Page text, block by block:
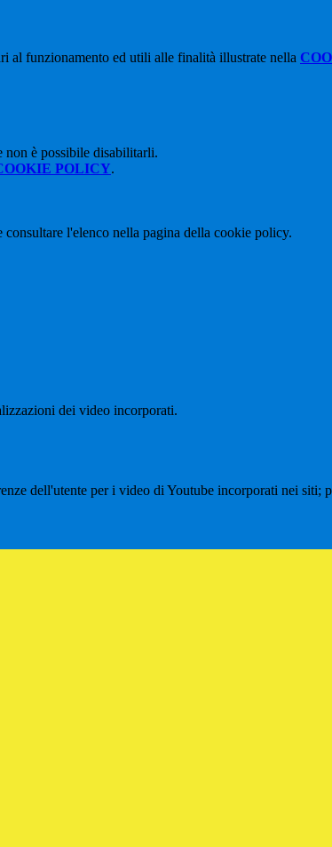
al funzionamento ed utili alle finalità illustrate nella
non è possibile disabilitarli.
POLICY.
l'elenco nella pagina della cookie policy.
dei video incorporati.
dell'utente per i video di Youtube incorporati nei